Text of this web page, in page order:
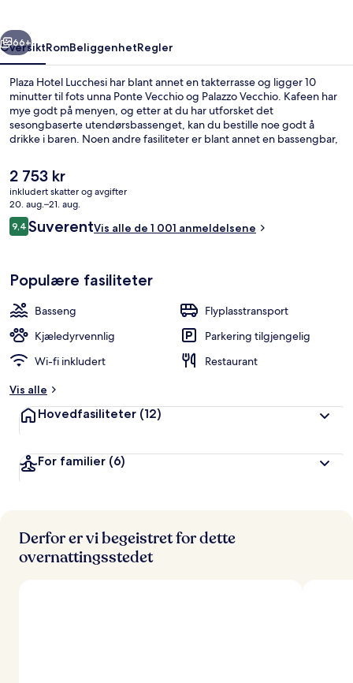
Neste
66+
OversiktRomBeliggenhetRegler
Plaza Hotel Lucchesi har blant annet en takterrasse og ligger 10
minutter til fots unna Ponte Vecchio og Palazzo Vecchio. Kafeen har
mye godt på menyen, og etter at du har utforsket det
sesongbaserte utendørsbassenget, kan du bestille noe godt å
drikke i baren. Noen andre fasiliteter er blant annet en bassengbar,
skryter av den vennlige betjeningen og overnattingsstedets
forfatning.
Den
nåværende
prisen
er
2 753 kr
2 753 kr
inkludert skatter og avgifter
20. aug.–21. aug.
Anmeldelser
9,49,4 av 10 –
SuverentVis alle de 1 001 anmeldelsene
Populære fasiliteter
Basseng
Flyplasstransport
Kjæledyrvennlig
Parkering tilgjengelig
Wi-fi inkludert
Restaurant
Vis alle
Hovedfasiliteter (12)
For familier (6)
Derfor er vi begeistret for dette
overnattingsstedet